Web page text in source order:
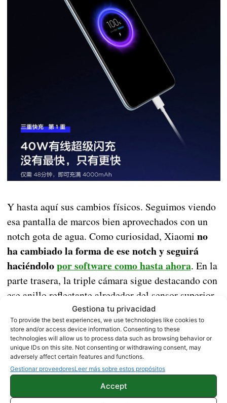
Gestiona tu privacidad
To provide the best experiences, we use technologies like cookies to
store and/or access device information. Consenting to these
technologies will allow us to process data such as browsing behavior or
unique IDs on this site. Not consenting or withdrawing consent, may
adversely affect certain features and functions.
Gestionar proveedoresLeer más sobre estos propósitos
Accept
Y hasta aquí sus cambios físicos. Seguimos viendo
esa pantalla de marcos bien aprovechados con un
notch gota de agua. Como curiosidad, Xiaomi no
ha cambiado la forma de ese notch y seguirá
haciéndolopor software como hasta ahora. En la
parte trasera, la triple cámara sigue destacando con
ese anillo reflectante alrededor del sensor superior.
Y poco más que decir sobre su diseño. Sin duda sus
grandes mejoras serán su procesador, la
conectividad 5G, su batería y la capacidad de
cargarla con una potencia de 40W.